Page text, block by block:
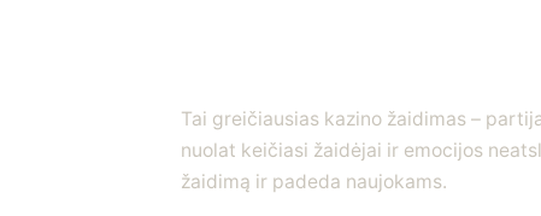
Tai greičiausias kazino žaidimas –
nuolat keičiasi žaidėjai ir emocijos
žaidimą ir padeda naujokams.